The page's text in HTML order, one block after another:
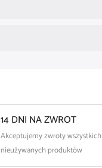
14 DNI NA ZWROT
Akceptujemy zwroty wszystkich
nieużywanych produktów